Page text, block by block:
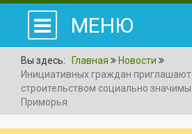
МЕНЮ
Вы здесь: Главная
Новости
Инициативных граждан приглашают
строительством социально
Приморья